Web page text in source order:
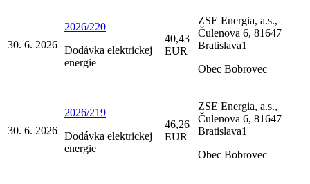
30. 6. 2026
2026/220
Dodávka elektrickej
energie
40,43
EUR
ZSE Energia, a.s.,
Čulenova 6, 81647
Bratislava1
Obec Bobrovec
30. 6. 2026
2026/219
Dodávka elektrickej
energie
46,26
EUR
ZSE Energia, a.s.,
Čulenova 6, 81647
Bratislava1
Obec Bobrovec